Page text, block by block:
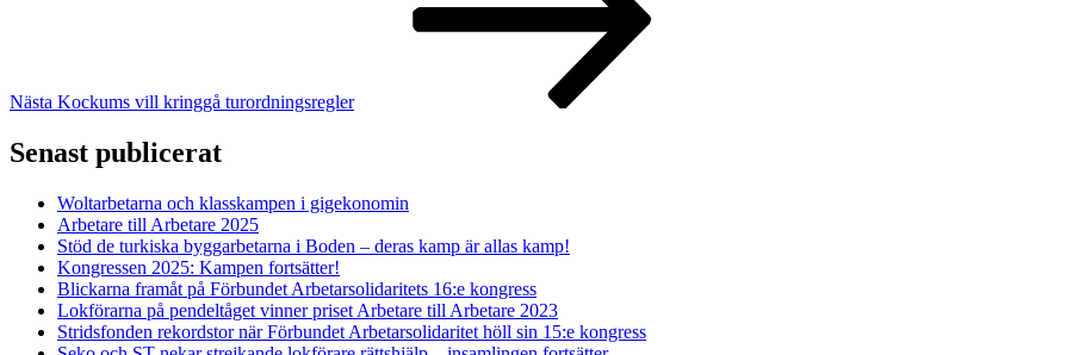
Nästa Kockums vill kringgå turordningsregler
Senast publicerat
Woltarbetarna och klasskampen i gigekonomin
Arbetare till Arbetare 2025
Stöd de turkiska byggarbetarna i Boden – deras kamp är allas kamp!
Kongressen 2025: Kampen fortsätter!
Blickarna framåt på Förbundet Arbetarsolidaritets 16:e kongress
Lokförarna på pendeltåget vinner priset Arbetare till Arbetare 2023
Stridsfonden rekordstor när Förbundet Arbetarsolidaritet höll sin 15:e kongress